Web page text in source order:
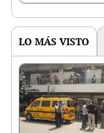
LO MÁS VISTO